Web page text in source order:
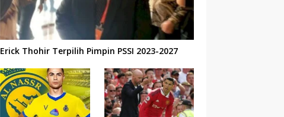
Erick Thohir Terpilih Pimpin PSSI 2023-2027